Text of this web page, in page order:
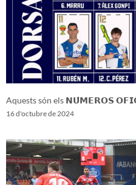
Aquests són els 𝗡𝗨́𝗠𝗘𝗥𝗢𝗦
16 d'octubre de 2024